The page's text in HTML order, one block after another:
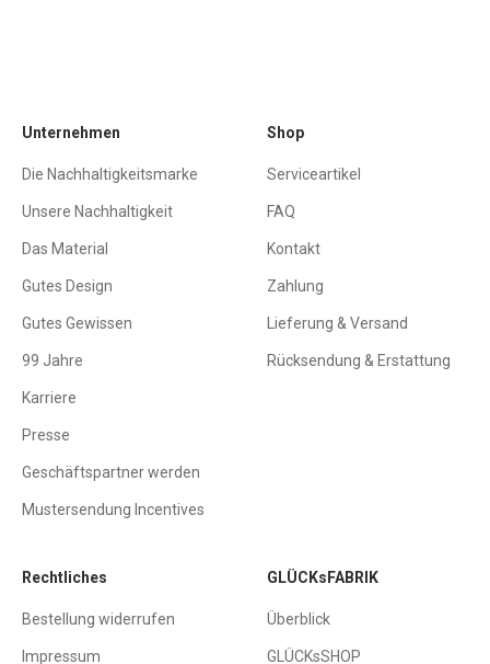
Unternehmen
Die Nachhaltigkeitsmarke
Unsere Nachhaltigkeit
Das Material
Gutes Design
Gutes Gewissen
99 Jahre
Karriere
Presse
Geschäftspartner werden
Mustersendung Incentives
Shop
Serviceartikel
FAQ
Kontakt
Zahlung
Lieferung & Versand
Rücksendung & Erstattung
Rechtliches
Bestellung widerrufen
Impressum
GLÜCKsFABRIK
Überblick
GLÜCKsSHOP